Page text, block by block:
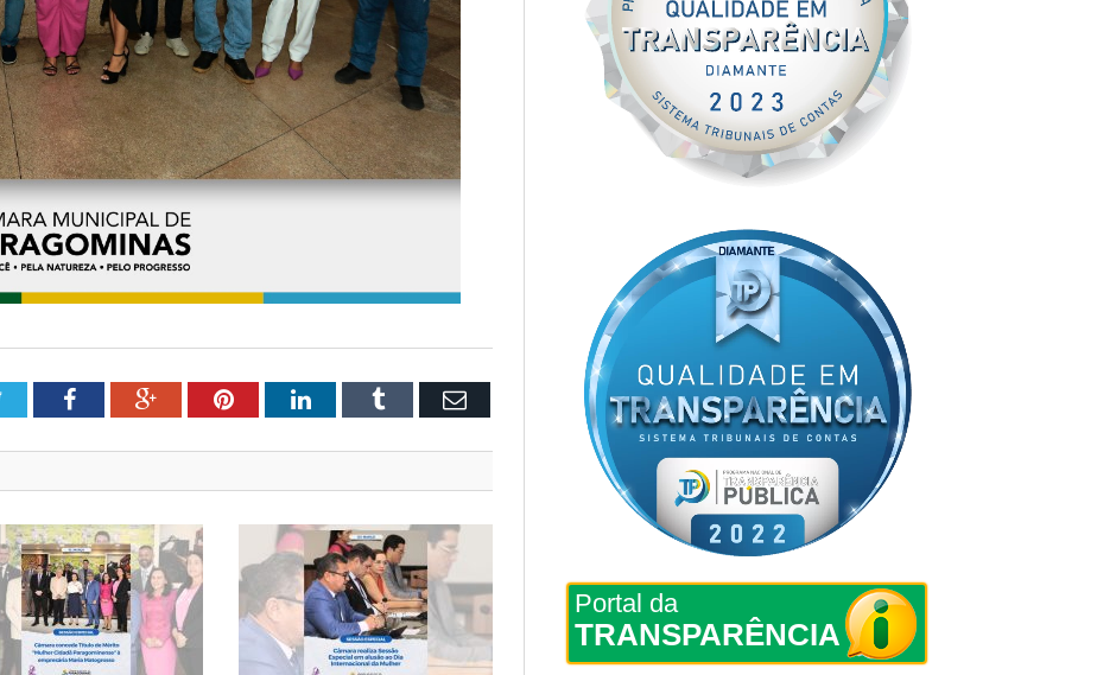
TwitterFacebookGoogle+PinterestLinkedInTumblr Email
Portal da
TRANSPARÊNCIA